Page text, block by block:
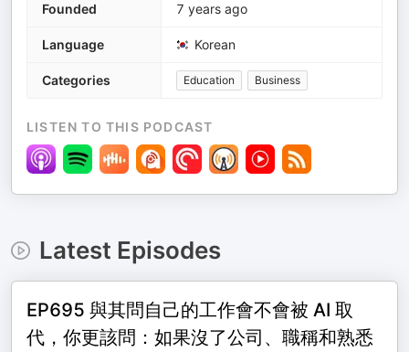
Founded 7 years ago
Language Korean
Categories Education Business
LISTEN TO THIS PODCAST
Latest Episodes
EP695 與其問自己的工作會不會被 AI 取
代，你更該問：如果沒了公司、職稱和熟悉